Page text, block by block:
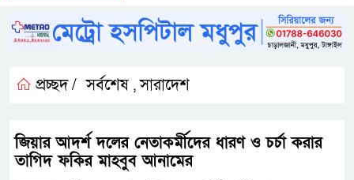
প্রচ্ছদ / সর্বশেষ ,সারাদেশ
জিয়ার আদর্শ দলের নেতাকর্মীদের ধারণ ও চর্চা করার
তাগিদ ফকির মাহবুব আনামের